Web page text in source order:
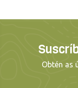
Obtén as